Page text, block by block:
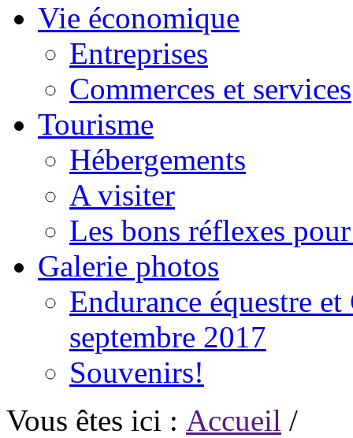
Vie économique
Entreprises
Commerces et services
Tourisme
Hébergements
A visiter
Les bons réflexes
Galerie photos
Endurance équestre
septembre 2017
Souvenirs!
Vous êtes ici : Accueil /